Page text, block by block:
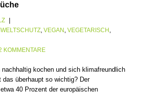
VEGAN VEGETARISCH
KOMMENTARE
kochen und sich klimafreundlich
das überhaupt so wichtig? Der
40 Prozent der europäischen